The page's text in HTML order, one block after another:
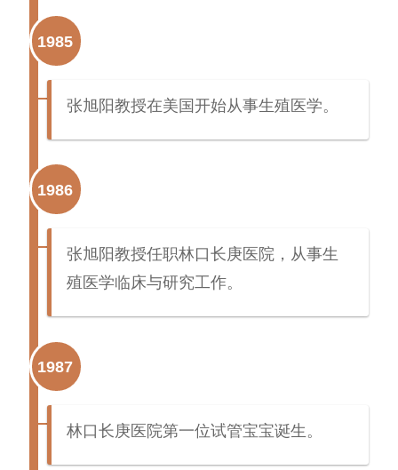
1985
张旭阳教授在美国开始从事生殖医学。
1986
张旭阳教授任职林口长庚医院，从事生
殖医学临床与研究工作。
1987
林口长庚医院第一位试管宝宝诞生。